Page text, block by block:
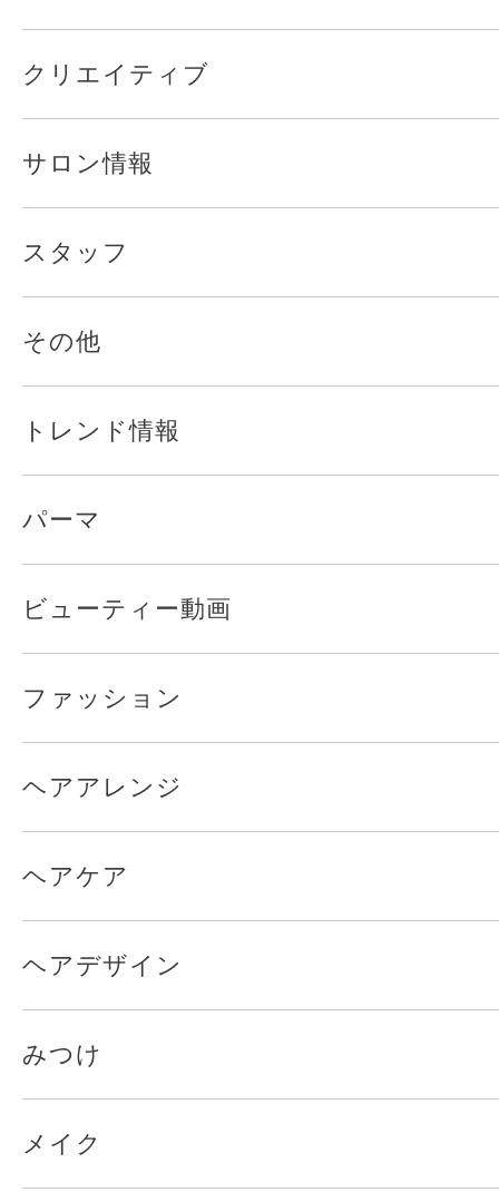
クリエイティブ
サロン情報
スタッフ
その他
トレンド情報
パーマ
ビューティー動画
ファッション
ヘアアレンジ
ヘアケア
ヘアデザイン
みつけ
メイク